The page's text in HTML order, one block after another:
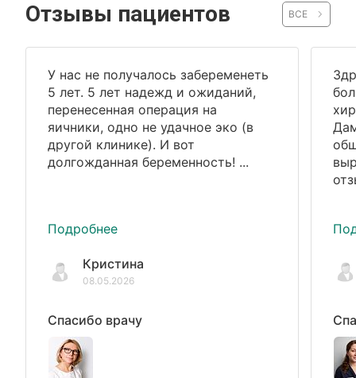
Отзывы пациентов ВСЕ
У нас не получалось забеременеть
5 лет. 5 лет надежд и ожиданий,
перенесенная операция на
яичники, одно не удачное эко (в
другой клинике). И вот
долгожданная беременность! ...
Подробнее
Кристина
08.05.2026
Спасибо врачу